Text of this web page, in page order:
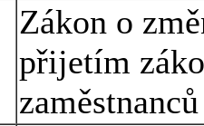
Zákon o
přijetím
zaměstnanců